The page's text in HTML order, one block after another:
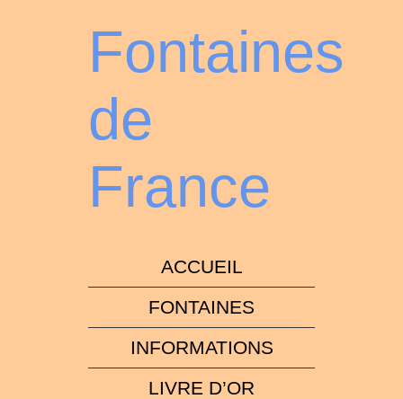
Fontaines
de
France
ACCUEIL
FONTAINES
INFORMATIONS
LIVRE D’OR